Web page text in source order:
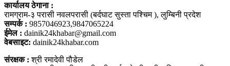
कार्यालय ठेगाना :
रामग्राम-३ परासी नवलपरासी (बर्दघाट सुस्ता पश्चिम ), लुम्बिनी प्रदेश
सम्पर्क : 9857046923,9847065224
ईमेल : dainik24khabar@gmail.com
वेबसाइट: dainik24khabar.com
संरक्षक : श्री रमादेवी पौडेल